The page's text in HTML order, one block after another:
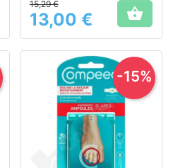
Prix
15,29 €
13,00 € 
-15%